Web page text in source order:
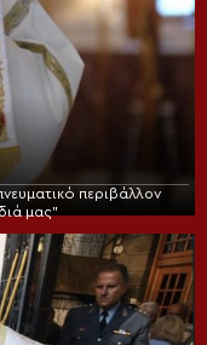
περιβάλλον
μας”